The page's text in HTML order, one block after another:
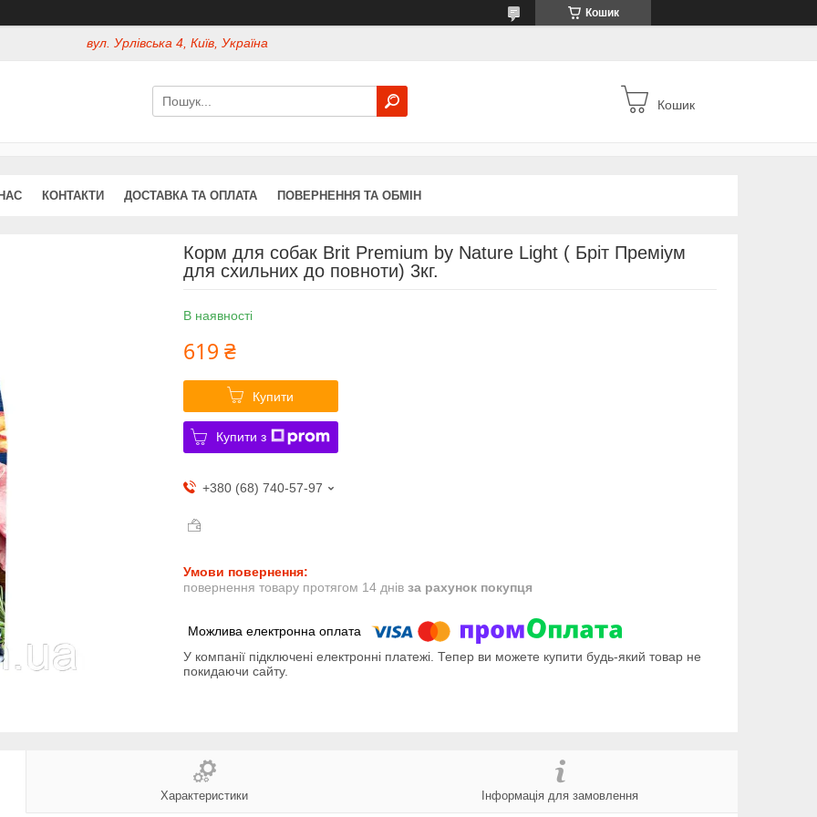
Кошик
вул. Урлівська 4, Київ, Україна
Кошик
КОНТАКТИ ДОСТАВКА ТА ОПЛАТА ПОВЕРНЕННЯ ТА ОБМІН
Корм для собак Brit Premium by Nature Light ( Бріт Преміум
для схильних до повноти) 3кг.
В наявності
619 ₴
Купити
Купити з
+380 (68) 740-57-97
повернення товару протягом 14 днів за рахунок покупця
У компанії підключені електронні платежі. Тепер ви можете купити будь-який товар не
покидаючи сайту.
Характеристики Інформація для замовлення